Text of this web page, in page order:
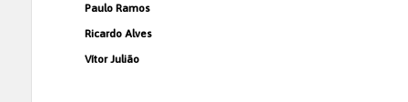
Paulo Ramos
Ricardo Alves
Vítor Julião